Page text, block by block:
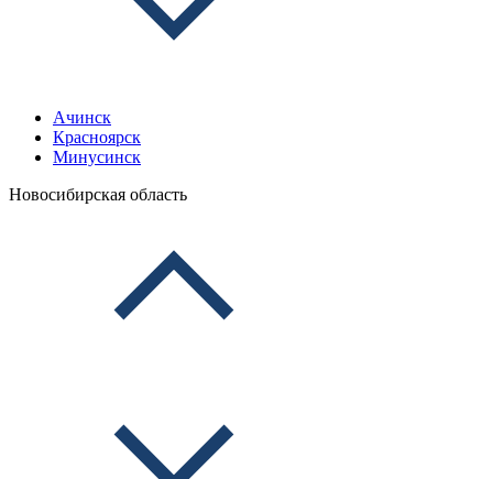
Ачинск
Красноярск
Минусинск
Новосибирская область